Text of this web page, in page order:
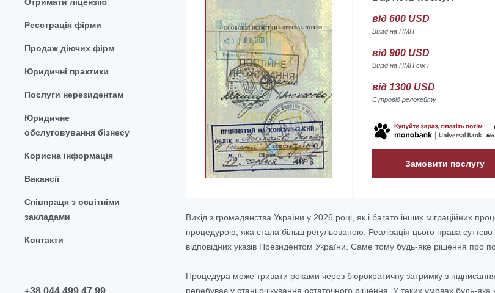
Реєстрація фірми
Продаж діючих фірм
Юридичні практики
Послуги нерезидентам
Юридичне
обслуговування бізнесу
Корисна інформація
Вакансії
Співпраця з освітніми
закладами
Контакти
+38 044 499 47 99
від 600 USD
Виїзд на ПМП
від 900 USD
Виїзд на ПМП сім'ї
від 1300 USD
Супровід релокейту
Замовити послугу
Вихід з громадянства України у 2026 році, як і багато інших міграційних
процедурою, яка стала більш регульованою. Реалізація цього права
відповідних указів Президентом України. Саме тому будь-яке рішення про
Процедура може тривати роками через бюрократичну затримку з
перебуває у стані очікування остаточного рішення. У таких умовах будь-